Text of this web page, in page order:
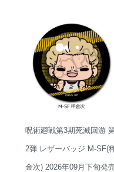
呪術廻戦第3期死滅回游
2弾 レザーバッジ M-SF(
金次) 2026年09月下旬発